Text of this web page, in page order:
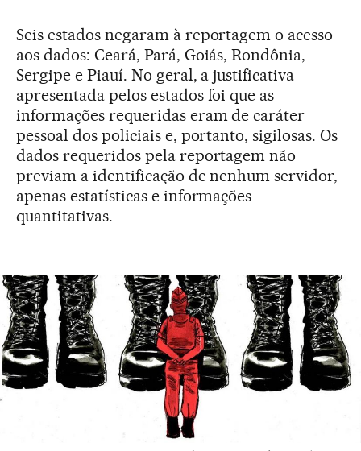
Seis estados negaram à reportagem o acesso
aos dados: Ceará, Pará, Goiás, Rondônia,
Sergipe e Piauí. No geral, a justificativa
apresentada pelos estados foi que as
informações requeridas eram de caráter
pessoal dos policiais e, portanto, sigilosas. Os
dados requeridos pela reportagem não
previam a identificação de nenhum servidor,
apenas estatísticas e informações
quantitativas.